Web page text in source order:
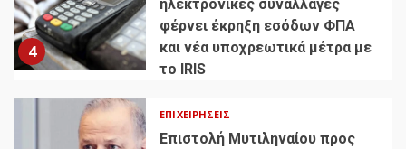
4
ηλεκτρονικές συναλλαγές
φέρνει έκρηξη εσόδων ΦΠΑ
και νέα υποχρεωτικά μέτρα με
το IRIS
ΕΠΙΧΕΙΡΉΣΕΙΣ
Επιστολή Μυτιληναίου προς